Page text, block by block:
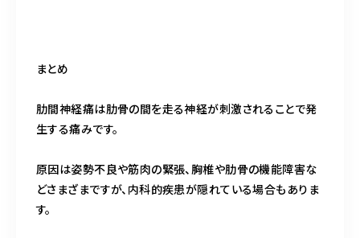
まとめ
肋間神経痛は肋骨の間を走る神経が刺激されることで発
生する痛みです。
原因は姿勢不良や筋肉の緊張、胸椎や肋骨の機能障害な
どさまざまですが、内科的疾患が隠れている場合もありま
す。